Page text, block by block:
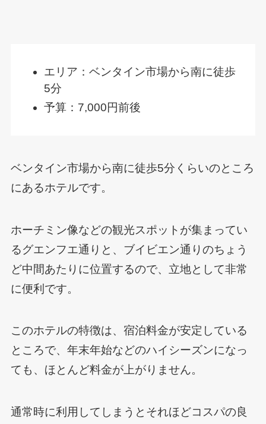
エリア：ベンタイン市場から南に徒歩
5分
予算：7,000円前後
ベンタイン市場から南に徒歩5分くらいのところ
にあるホテルです。
ホーチミン像などの観光スポットが集まってい
るグエンフエ通りと、ブイビエン通りのちょう
ど中間あたりに位置するので、立地として非常
に便利です。
このホテルの特徴は、宿泊料金が安定している
ところで、年末年始などのハイシーズンになっ
ても、ほとんど料金が上がりません。
通常時に利用してしまうとそれほどコスパの良